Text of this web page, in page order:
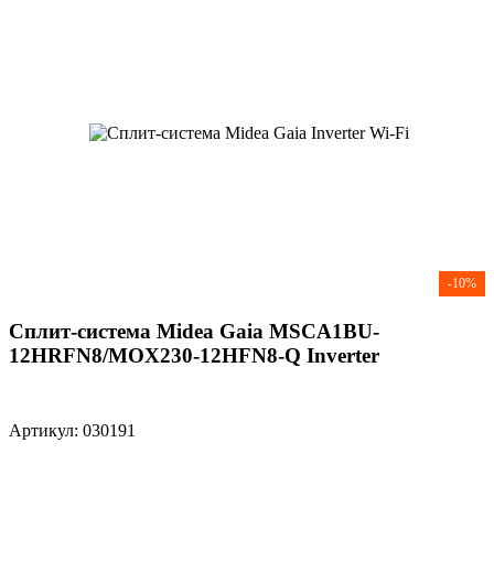
-10%
Сплит-система Midea Gaia MSCA1BU-
12HRFN8/MOX230-12HFN8-Q Inverter
Артикул: 030191